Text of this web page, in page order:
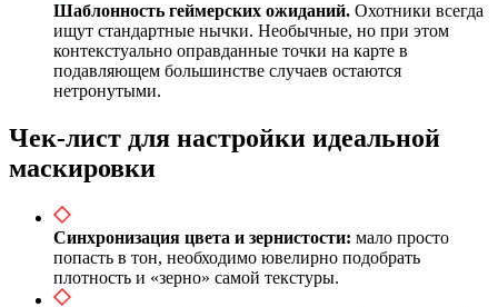
Шаблонность геймерских ожиданий. Охотники всегда
ищут стандартные нычки. Необычные, но при этом
контекстуально оправданные точки на карте в
подавляющем большинстве случаев остаются
нетронутыми.
Чек-лист для настройки идеальной
маскировки
Синхронизация цвета и зернистости: мало просто
попасть в тон, необходимо ювелирно подобрать
плотность и «зерно» самой текстуры.